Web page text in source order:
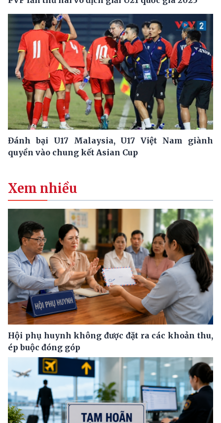
Đánh bại U17 Malaysia, U17 Việt Nam giành
quyền vào chung kết Asian Cup
Xem nhiều
Hội phụ huynh không được đặt ra các khoản thu,
ép buộc đóng góp